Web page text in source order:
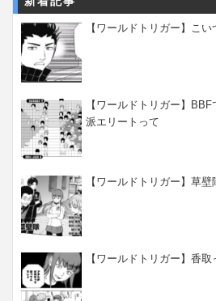
【ワールドトリガー】こ
【ワールドトリガー】
派エリートって
【ワールドトリガー】草
【ワールドトリガー】香